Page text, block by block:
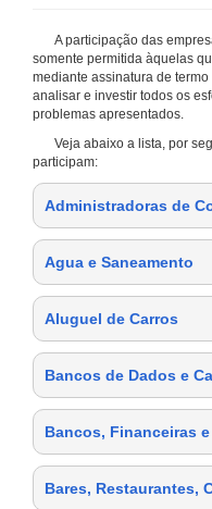
A participação das
somente permitida àquelas
mediante assinatura de
analisar e investir todos os
problemas apresentados.
Veja abaixo a lista, por
participam:
Administradoras de
Agua e Saneamento
Aluguel de Carros
Bancos de Dados e
Bancos, Financeiras
Bares, Restaurantes,